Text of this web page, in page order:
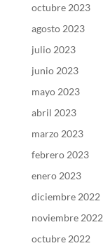
octubre 2023
agosto 2023
julio 2023
junio 2023
mayo 2023
abril 2023
marzo 2023
febrero 2023
enero 2023
diciembre 2022
noviembre 2022
octubre 2022